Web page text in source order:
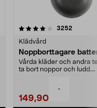
-
3252
Klädvård
Noppborttagare
Vårda kläder och andra
ta bort noppor och ludd.
149,90
4.5av 5 stjärnor